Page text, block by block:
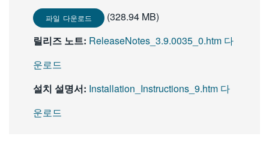
파일 다운로드
(328.94 MB)
릴리즈 노트: ReleaseNotes_3.9.0035_0.htm 다
운로드
설치 설명서: Installation_Instructions_9.htm 다
운로드